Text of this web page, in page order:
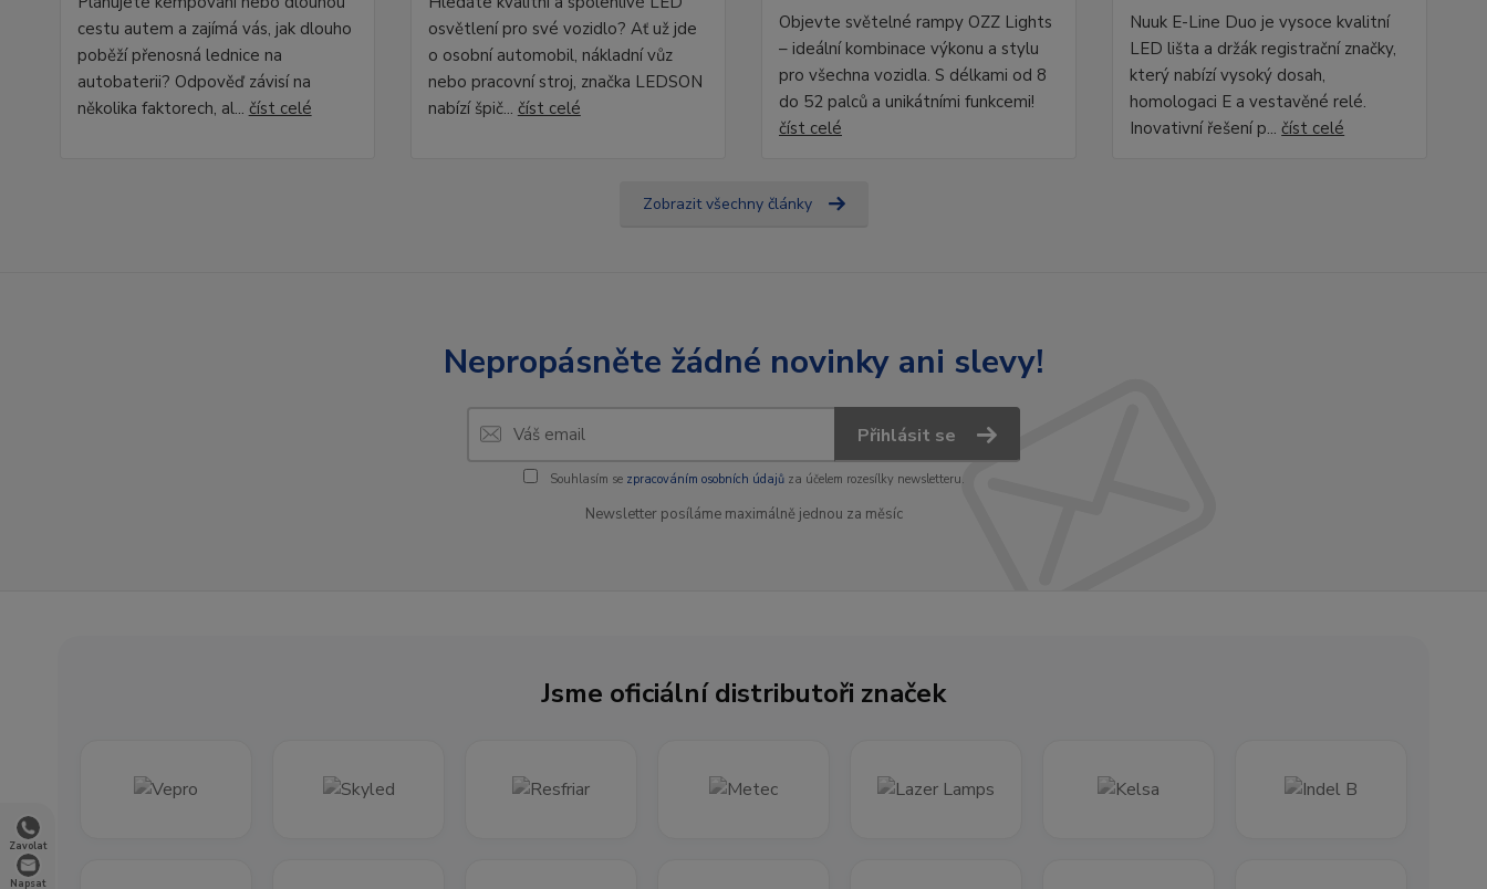
Zavolat
Napsat
cestu autem a zajímá vás, jak dlouho
poběží přenosná lednice na
autobaterii? Odpověď závisí na
několika faktorech, al... číst celé
osvětlení pro své vozidlo? Ať už jde
o osobní automobil, nákladní vůz
nebo pracovní stroj, značka LEDSON
nabízí špič... číst celé
Objevte světelné rampy OZZ Lights
– ideální kombinace výkonu a stylu
pro všechna vozidla. S délkami od 8
do 52 palců a unikátními funkcemi!
číst celé
Nuuk E-Line Duo je vysoce kvalitní
LED lišta a držák registrační značky,
který nabízí vysoký dosah,
homologaci E a vestavěné relé.
Inovativní řešení p...číst celé
Zobrazit všechny články
Nepropásněte žádné novinky ani slevy!
Přihlásit se
Souhlasím se zpracováním osobních údajůza účelem rozesílky newsletteru.
Newsletter posíláme maximálně jednou za měsíc
Jsme oficiální distributoři značek